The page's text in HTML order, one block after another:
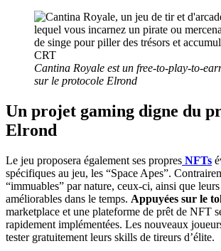
Cantina Royale est un free-to-play-to-
sur le protocole Elrond
Un projet gaming digne du
Elrond
Le jeu proposera également ses propres NFTs
spécifiques au jeu, les “Space Apes”.
“immuables” par nature, ceux-ci, ainsi que
améliorables dans le temps. Appuyées sur le
marketplace et une plateforme de prêt de NFT
rapidement implémentées. Les nouveaux
tester gratuitement leurs skills de tireurs d’élite.